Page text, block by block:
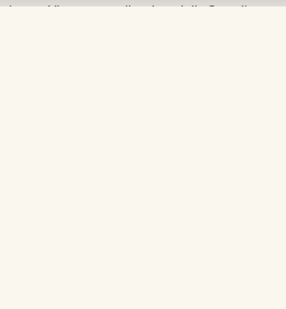
giorno. Vivere sotto l'ombra delle Sue ali